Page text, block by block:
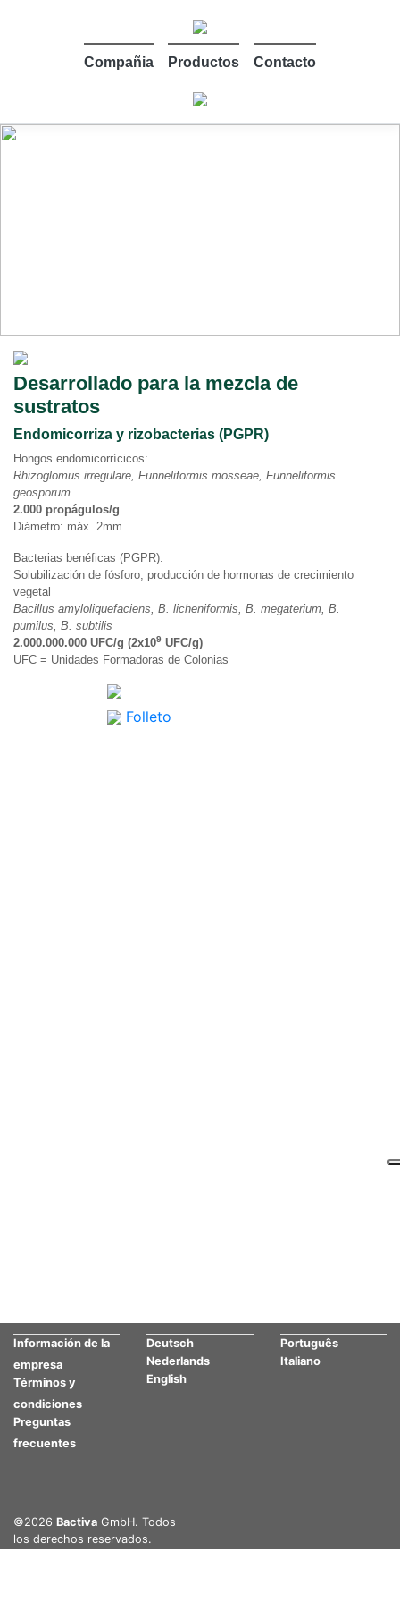
Compañia Productos Contacto
Desarrollado para la mezcla de
sustratos
Endomicorriza y rizobacterias (PGPR)
Hongos endomicorrícicos:
Rhizoglomus irregulare, Funneliformis mosseae, Funneliformis
geosporum
2.000 propágulos/g
Diámetro: máx. 2mm
Bacterias benéficas (PGPR):
Solubilización de fósforo, producción de hormonas de crecimiento
vegetal
Bacillus amyloliquefaciens, B. licheniformis, B. megaterium, B.
pumilus, B. subtilis
2.000.000.000 UFC/g (2x109 UFC/g)
UFC = Unidades Formadoras de Colonias
Folleto
Información de la
empresa
Términos y
condiciones
Preguntas
frecuentes
Deutsch
Nederlands
English
Português
Italiano
©2026 Bactiva GmbH. Todos
los derechos reservados.